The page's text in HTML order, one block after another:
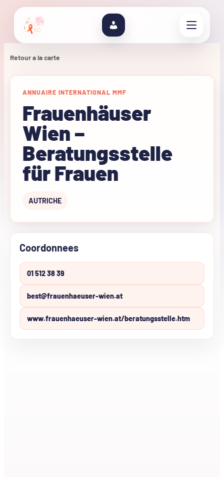
Retour a la carte
ANNUAIRE INTERNATIONAL MMF
Frauenhäuser
Wien –
Beratungsstelle
für Frauen
AUTRICHE
Coordonnees
01 512 38 39
best@frauenhaeuser-wien.at
www.frauenhaeuser-wien.at/beratungsstelle.htm